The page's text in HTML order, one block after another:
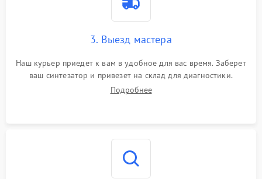
3. Выезд мастера
Наш курьер приедет к вам в удобное для вас время. Заберет
ваш синтезатор и привезет на склад для диагностики.
Подробнее